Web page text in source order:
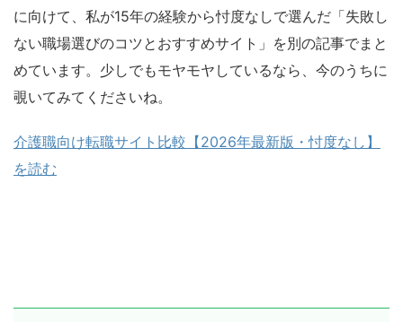
に向けて、私が15年の経験から忖度なしで選んだ「失敗し
ない職場選びのコツとおすすめサイト」を別の記事でまと
めています。少しでもモヤモヤしているなら、今のうちに
覗いてみてくださいね。
介護職向け転職サイト比較【2026年最新版・忖度なし】
を読む